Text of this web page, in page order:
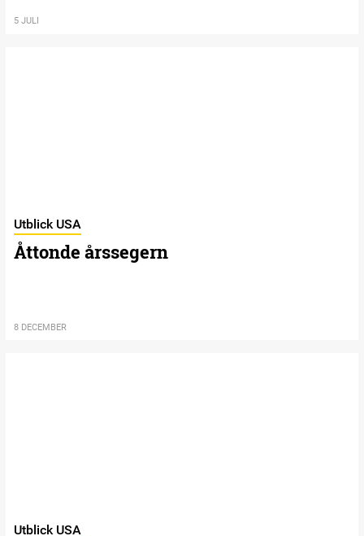
5 JULI
Utblick USA
Åttonde årssegern
8 DECEMBER
Utblick USA